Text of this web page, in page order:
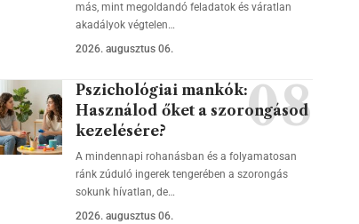
más, mint megoldandó feladatok és váratlan
akadályok végtelen…
2026. augusztus 06.
Pszichológiai mankók:
Használod őket a szorongásod
kezelésére?
A mindennapi rohanásban és a folyamatosan
ránk zúduló ingerek tengerében a szorongás
sokunk hívatlan, de…
2026. augusztus 06.